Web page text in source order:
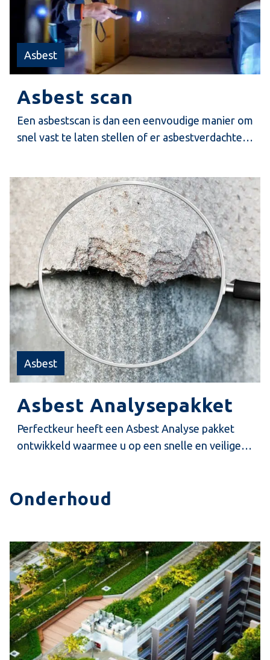
Asbest
Asbest scan
Een asbestscan is dan een eenvoudige manier om
snel vast te laten stellen of er asbestverdachte
Asbest
Asbest Analysepakket
Perfectkeur heeft een Asbest Analyse pakket
ontwikkeld waarmee u op een snelle en veilige
Onderhoud